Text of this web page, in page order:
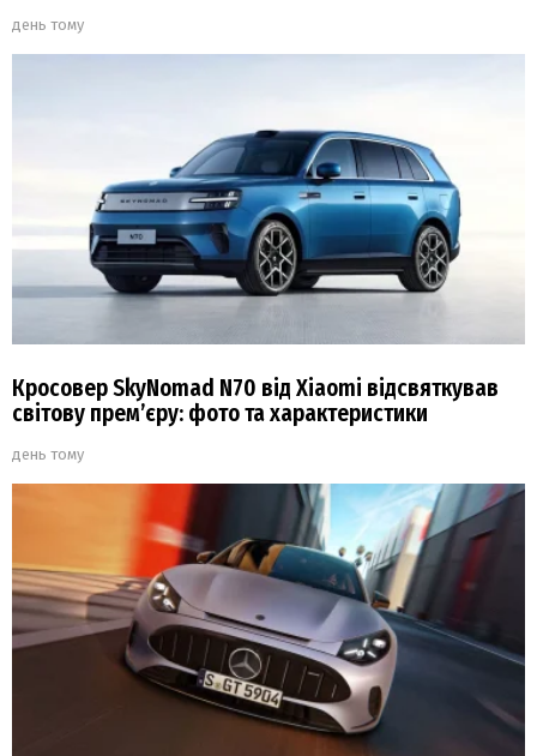
день тому
Кросовер SkyNomad N70 від Xiaomi відсвяткував
світову прем’єру: фото та характеристики
день тому